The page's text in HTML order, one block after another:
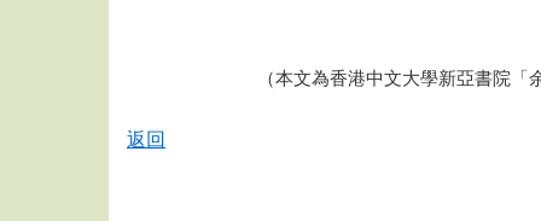
（本文為香港中文大學新亞書院
返回